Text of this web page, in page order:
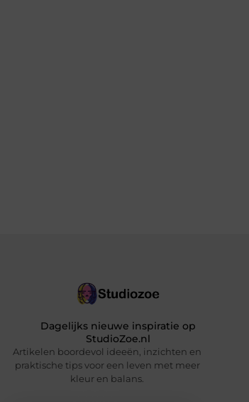
Dagelijks nieuwe inspiratie op
StudioZoe.nl
Artikelen boordevol ideeën, inzichten en
praktische tips voor een leven met meer
kleur en balans.